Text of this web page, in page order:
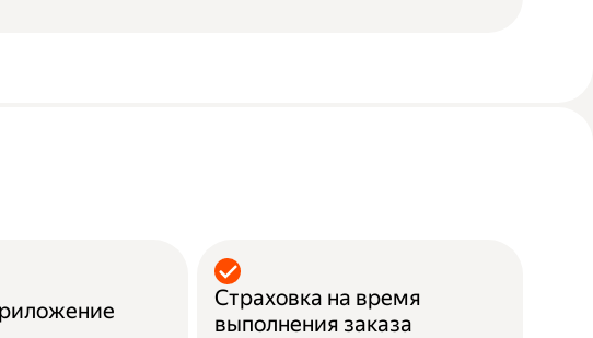
Страховка на время
выполнения заказа